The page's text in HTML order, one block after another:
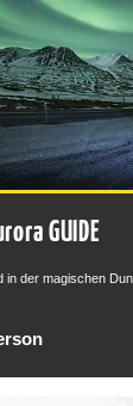
GUIDE
in der magischen